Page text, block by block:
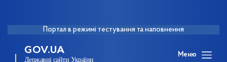
Портал в режимі тестування та наповнення
GOV.UA
Державні сайти України
Меню